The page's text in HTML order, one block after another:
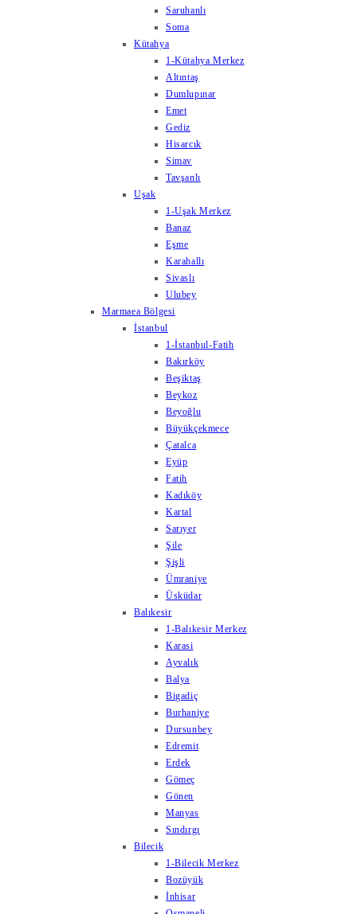
Saruhanlı
Soma
Kütahya
1-Kütahya Merkez
Altıntaş
Dumlupınar
Emet
Gediz
Hisarcık
Simav
Tavşanlı
Uşak
1-Uşak Merkez
Banaz
Eşme
Karahallı
Sivaslı
Ulubey
Marmaea Bölgesi
İstanbul
1-İstanbul-Fatih
Bakırköy
Beşiktaş
Beykoz
Beyoğlu
Büyükçekmece
Çatalca
Eyüp
Fatih
Kadıköy
Kartal
Sarıyer
Şile
Şişli
Ümraniye
Üsküdar
Balıkesir
1-Balıkesir Merkez
Karasi
Ayvalık
Balya
Bigadiç
Burhaniye
Dursunbey
Edremit
Erdek
Gömeç
Gönen
Manyas
Sındırgı
Bilecik
1-Bilecik Merkez
Bozüyük
İnhisar